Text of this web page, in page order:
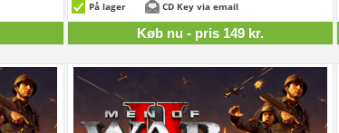
På lager CD Key via email
Køb nu - pris 149 kr.